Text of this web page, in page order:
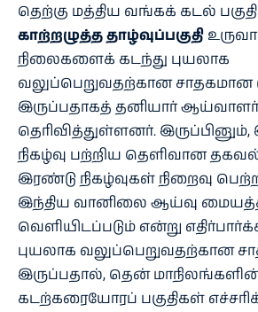
தெற்கு மத்திய வங்கக் கடல்
காற்றழுத்த தாழ்வுப்பகுதி
நிலைகளைக் கடந்து புயலாக
வலுப்பெறுவதற்கான சாதகமான
இருப்பதாகத் தனியார்
தெரிவித்துள்ளனர்.
நிகழ்வு பற்றிய தெளிவான
இரண்டு நிகழ்வுகள் நிறைவு
இந்திய வானிலை ஆய்வு
வெளியிடப்படும் என்று
புயலாக வலுப்பெறுவதற்கான
இருப்பதால், தென்
கடற்கரையோரப் பகுதிகள்